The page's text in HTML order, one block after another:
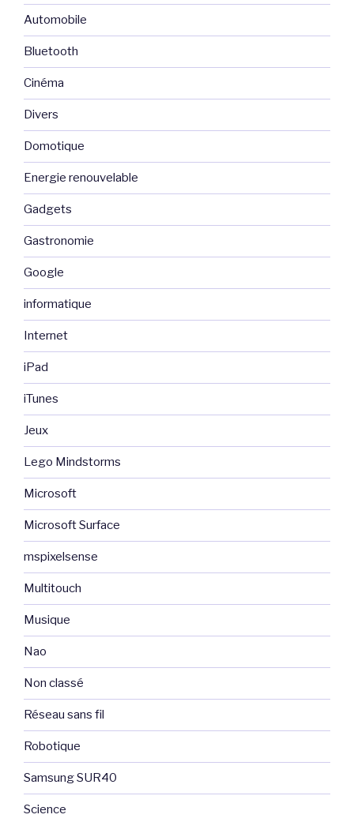
Automobile
Bluetooth
Cinéma
Divers
Domotique
Energie renouvelable
Gadgets
Gastronomie
Google
informatique
Internet
iPad
iTunes
Jeux
Lego Mindstorms
Microsoft
Microsoft Surface
mspixelsense
Multitouch
Musique
Nao
Non classé
Réseau sans fil
Robotique
Samsung SUR40
Science